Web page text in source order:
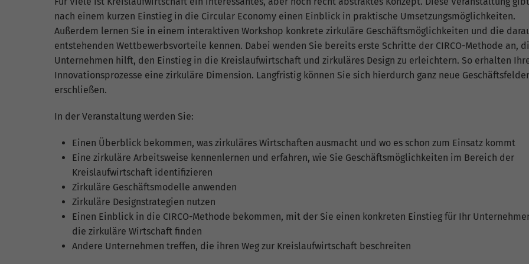
nach einem kurzen Einstieg in die Circular Economy einen Einblick in praktische Umsetzungsmöglichkeiten.
Außerdem lernen Sie in einem interaktiven Workshop konkrete zirkuläre Geschäftsmöglichkeiten und die
entstehenden Wettbewerbsvorteile kennen. Dabei wenden Sie bereits erste Schritte der CIRCO-Methode an,
Unternehmen hilft, den Einstieg in die Kreislaufwirtschaft und zirkuläres Design zu erleichtern. So erhalten
Innovationsprozesse eine zirkuläre Dimension. Langfristig können Sie sich hierdurch ganz neue Geschäftsfelder
erschließen.
In der Veranstaltung werden Sie:
Einen Überblick bekommen, was zirkuläres Wirtschaften ausmacht und wo es schon zum Einsatz kommt
Eine zirkuläre Arbeitsweise kennenlernen und erfahren, wie Sie Geschäftsmöglichkeiten im Bereich der
Kreislaufwirtschaft identifizieren
Zirkuläre Geschäftsmodelle anwenden
Zirkuläre Designstrategien nutzen
Einen Einblick in die CIRCO-Methode bekommen, mit der Sie einen konkreten Einstieg für Ihr
die zirkuläre Wirtschaft finden
Andere Unternehmen treffen, die ihren Weg zur Kreislaufwirtschaft beschreiten
funktioniert.
Name cookie_optin
Anbieter TYPO3
Laufzeit 1 Monat
Cookie-Informationen anzeigen
Statistiken
Diese Gruppe beinhaltet alle Skripte für analytisches Tracking und
Zweck
Das Cookie wird verwendet, um Besucher-,
Nutzung der Website für den Analysebericht der
Externe Inhalte